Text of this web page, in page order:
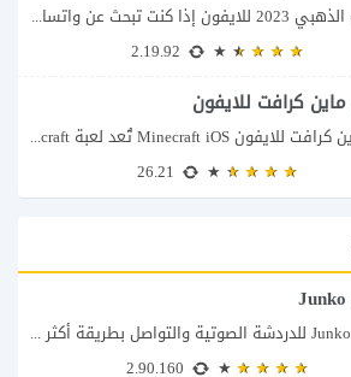
واتساب الذهبي 2023 للايفون إذا كنت تبحث عن واتساب الذهبي للايفون فأنت في الموقع...
كرافت للايفون
لعبة ماين كرافت للايفون Minecraft iOS تُعد لعبة Minecraft واحدة من أكثر الألعاب شعبية...
تطبيق Junko للدردشة الصوتية والتواصل بطريقة أكثر تفاعلاً يأتي تطبيق Junko – Voice Chat...